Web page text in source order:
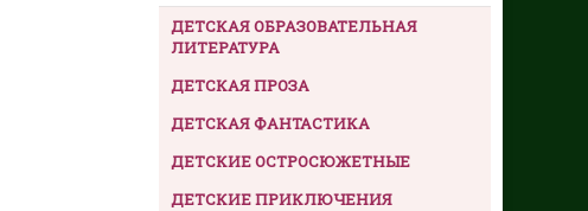
ДЕТСКАЯ ОБРАЗОВАТЕЛЬНАЯ
ЛИТЕРАТУРА
ДЕТСКАЯ ПРОЗА
ДЕТСКАЯ ФАНТАСТИКА
ДЕТСКИЕ ОСТРОСЮЖЕТНЫЕ
ДЕТСКИЕ ПРИКЛЮЧЕНИЯ